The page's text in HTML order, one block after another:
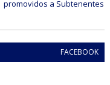
FACEBOOK